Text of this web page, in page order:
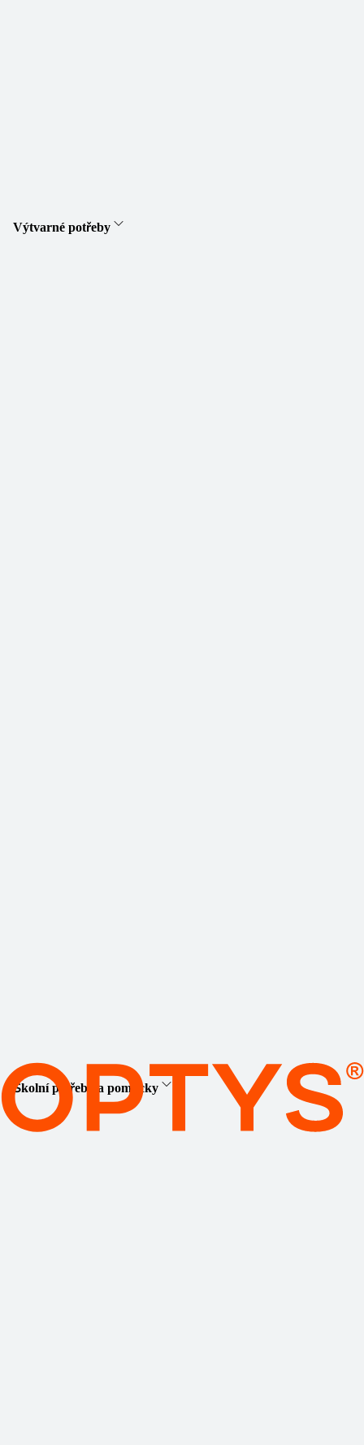
Výtvarné potřeby
Školní potřeby a pomůcky